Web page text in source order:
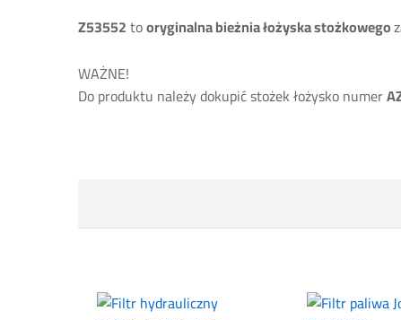
Z53552tooryginalna bieżnia łożyska stożkowego
WAŻNE!
Do produktu należy dokupić stożek łożysko numer